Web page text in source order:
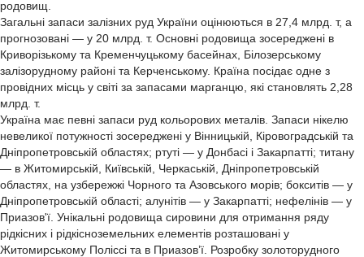
родовищ.
Загальні запаси залізних руд України оцінюються в 27,4 млрд. т, а
прогнозовані — у 20 млрд. т. Основні родовища зосереджені в
Криворізькому та Кременчуцькому басейнах, Білозерському
залізорудному районі та Керченському. Країна посідає одне з
провідних місць у світі за запасами марганцю, які становлять 2,28
млрд. т.
Україна має певні запаси руд кольорових металів. Запаси нікелю
невеликої потужності зосереджені у Вінницькій, Кіровоградській та
Дніпропетровській областях; ртуті — у Донбасі і Закарпатті; титану
— в Житомирській, Київській, Черкаській, Дніпропетровській
областях, на узбережжі Чорного та Азовського морів; бокситів — у
Дніпропетровській області; алунітів — у Закарпатті; нефелінів — у
Приазов'ї. Унікальні родовища сировини для отримання ряду
рідкісних і рідкісноземельних елементів розташовані у
Житомирському Поліссі та в Приазов’ї. Розробку золоторудного